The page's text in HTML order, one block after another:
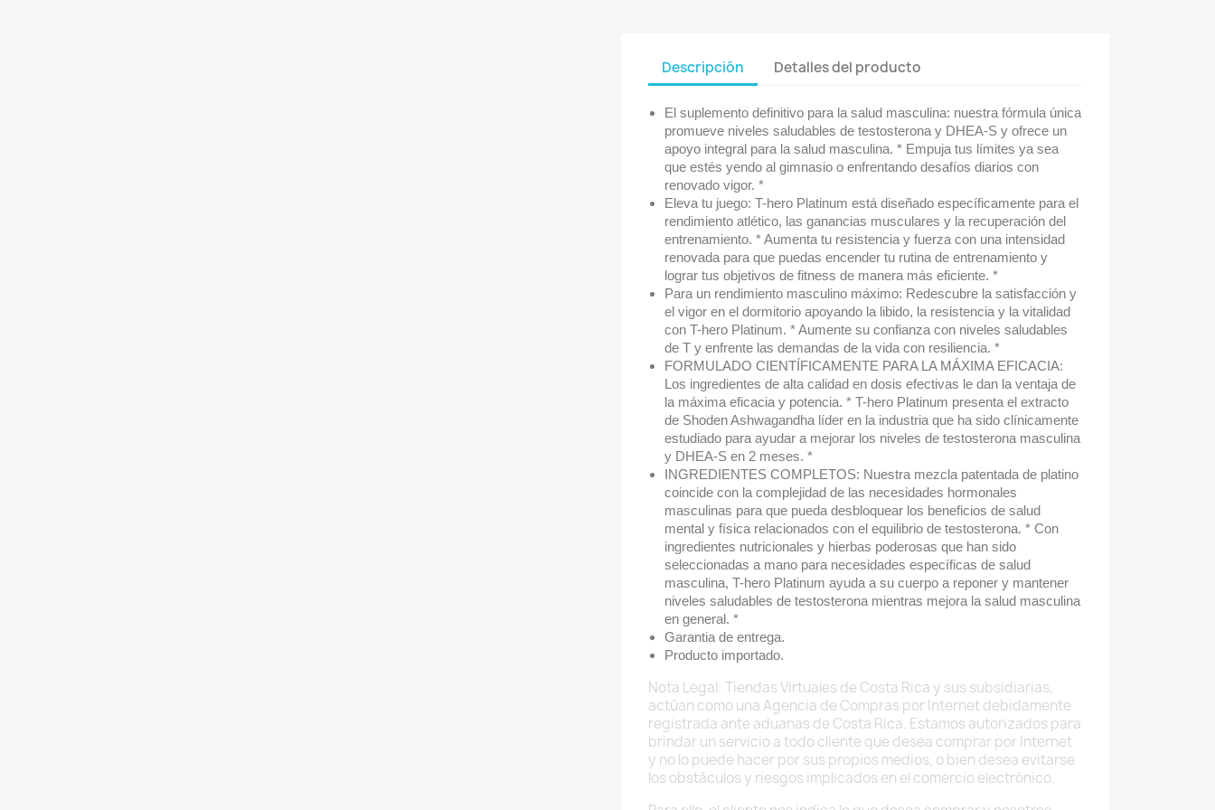
Descripción Detalles del producto
El suplemento definitivo para la salud masculina: nuestra fórmula única
promueve niveles saludables de testosterona y DHEA-S y ofrece un
apoyo integral para la salud masculina. * Empuja tus límites ya sea
que estés yendo al gimnasio o enfrentando desafíos diarios con
renovado vigor. *
Eleva tu juego: T-hero Platinum está diseñado específicamente para el
rendimiento atlético, las ganancias musculares y la recuperación del
entrenamiento. * Aumenta tu resistencia y fuerza con una intensidad
renovada para que puedas encender tu rutina de entrenamiento y
lograr tus objetivos de fitness de manera más eficiente. *
Para un rendimiento masculino máximo: Redescubre la satisfacción y
el vigor en el dormitorio apoyando la libido, la resistencia y la vitalidad
con T-hero Platinum. * Aumente su confianza con niveles saludables
de T y enfrente las demandas de la vida con resiliencia. *
FORMULADO CIENTÍFICAMENTE PARA LA MÁXIMA EFICACIA:
Los ingredientes de alta calidad en dosis efectivas le dan la ventaja de
la máxima eficacia y potencia. * T-hero Platinum presenta el extracto
de Shoden Ashwagandha líder en la industria que ha sido clínicamente
estudiado para ayudar a mejorar los niveles de testosterona masculina
y DHEA-S en 2 meses. *
INGREDIENTES COMPLETOS: Nuestra mezcla patentada de platino
coincide con la complejidad de las necesidades hormonales
masculinas para que pueda desbloquear los beneficios de salud
mental y física relacionados con el equilibrio de testosterona. * Con
ingredientes nutricionales y hierbas poderosas que han sido
seleccionadas a mano para necesidades específicas de salud
masculina, T-hero Platinum ayuda a su cuerpo a reponer y mantener
niveles saludables de testosterona mientras mejora la salud masculina
en general. *
Garantia de entrega.
Producto importado.
Nota Legal: Tiendas Virtuales de Costa Rica y sus subsidiarias,
actúan como una Agencia de Compras por Internet debidamente
registrada ante aduanas de Costa Rica. Estamos autorizados para
brindar un servicio a todo cliente que desea comprar por Internet
y no lo puede hacer por sus propios medios, o bien desea evitarse
los obstáculos y riesgos implicados en el comercio electrónico.